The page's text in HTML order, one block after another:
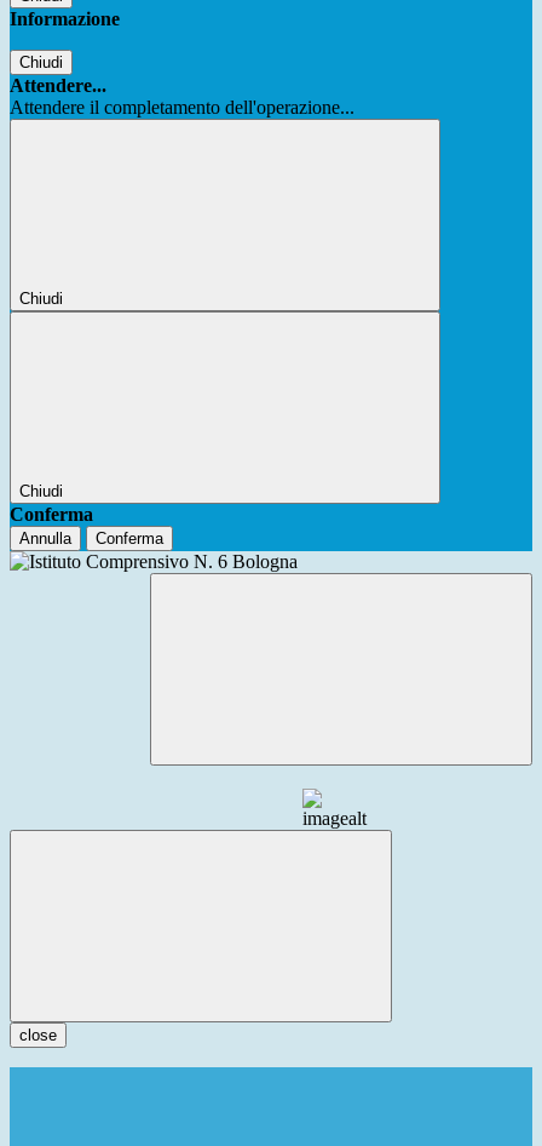
Informazione
Chiudi
Attendere...
Attendere il completamento dell'operazione...
Chiudi
Chiudi
Conferma
Annulla Conferma
close